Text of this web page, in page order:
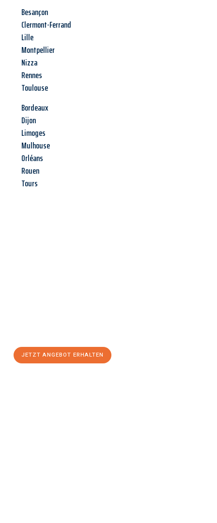
Besançon
Clermont-Ferrand
Lille
Montpellier
Nizza
Rennes
Toulouse
Bordeaux
Dijon
Limoges
Mulhouse
Orléans
Rouen
Tours
JETZT ANGEBOT ERHALTEN